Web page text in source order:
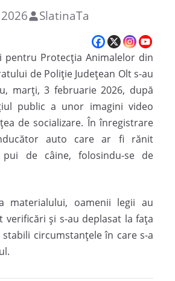
SlatinaTa
pentru Protecția Animalelor din
de Poliție Județean Olt s-au
marți, 3 februarie 2026, după
public a unor imagini video
de socializare. În înregistrare
auto care ar fi rănit
de câine, folosindu-se de
materialului, oamenii legii au
verificări și s-au deplasat la fața
circumstanțele în care s-a